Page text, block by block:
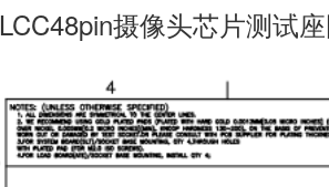
LCC48pin摄像头芯片测试